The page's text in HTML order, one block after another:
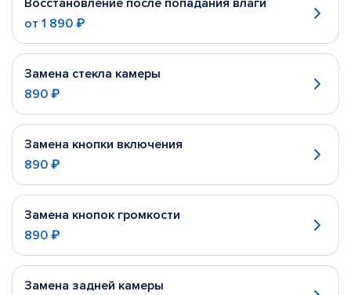
Восстановление после попадания влаги
от 1 890 ₽
Замена стекла камеры
890 ₽
Замена кнопки включения
890 ₽
Замена кнопок громкости
890 ₽
Замена задней камеры